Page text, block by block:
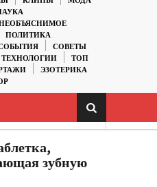
ПОЛИТИКА
СОВЕТЫ
ТЕХНОЛОГИИ
ТОП
ЭЗОТЕРИКА
зубную